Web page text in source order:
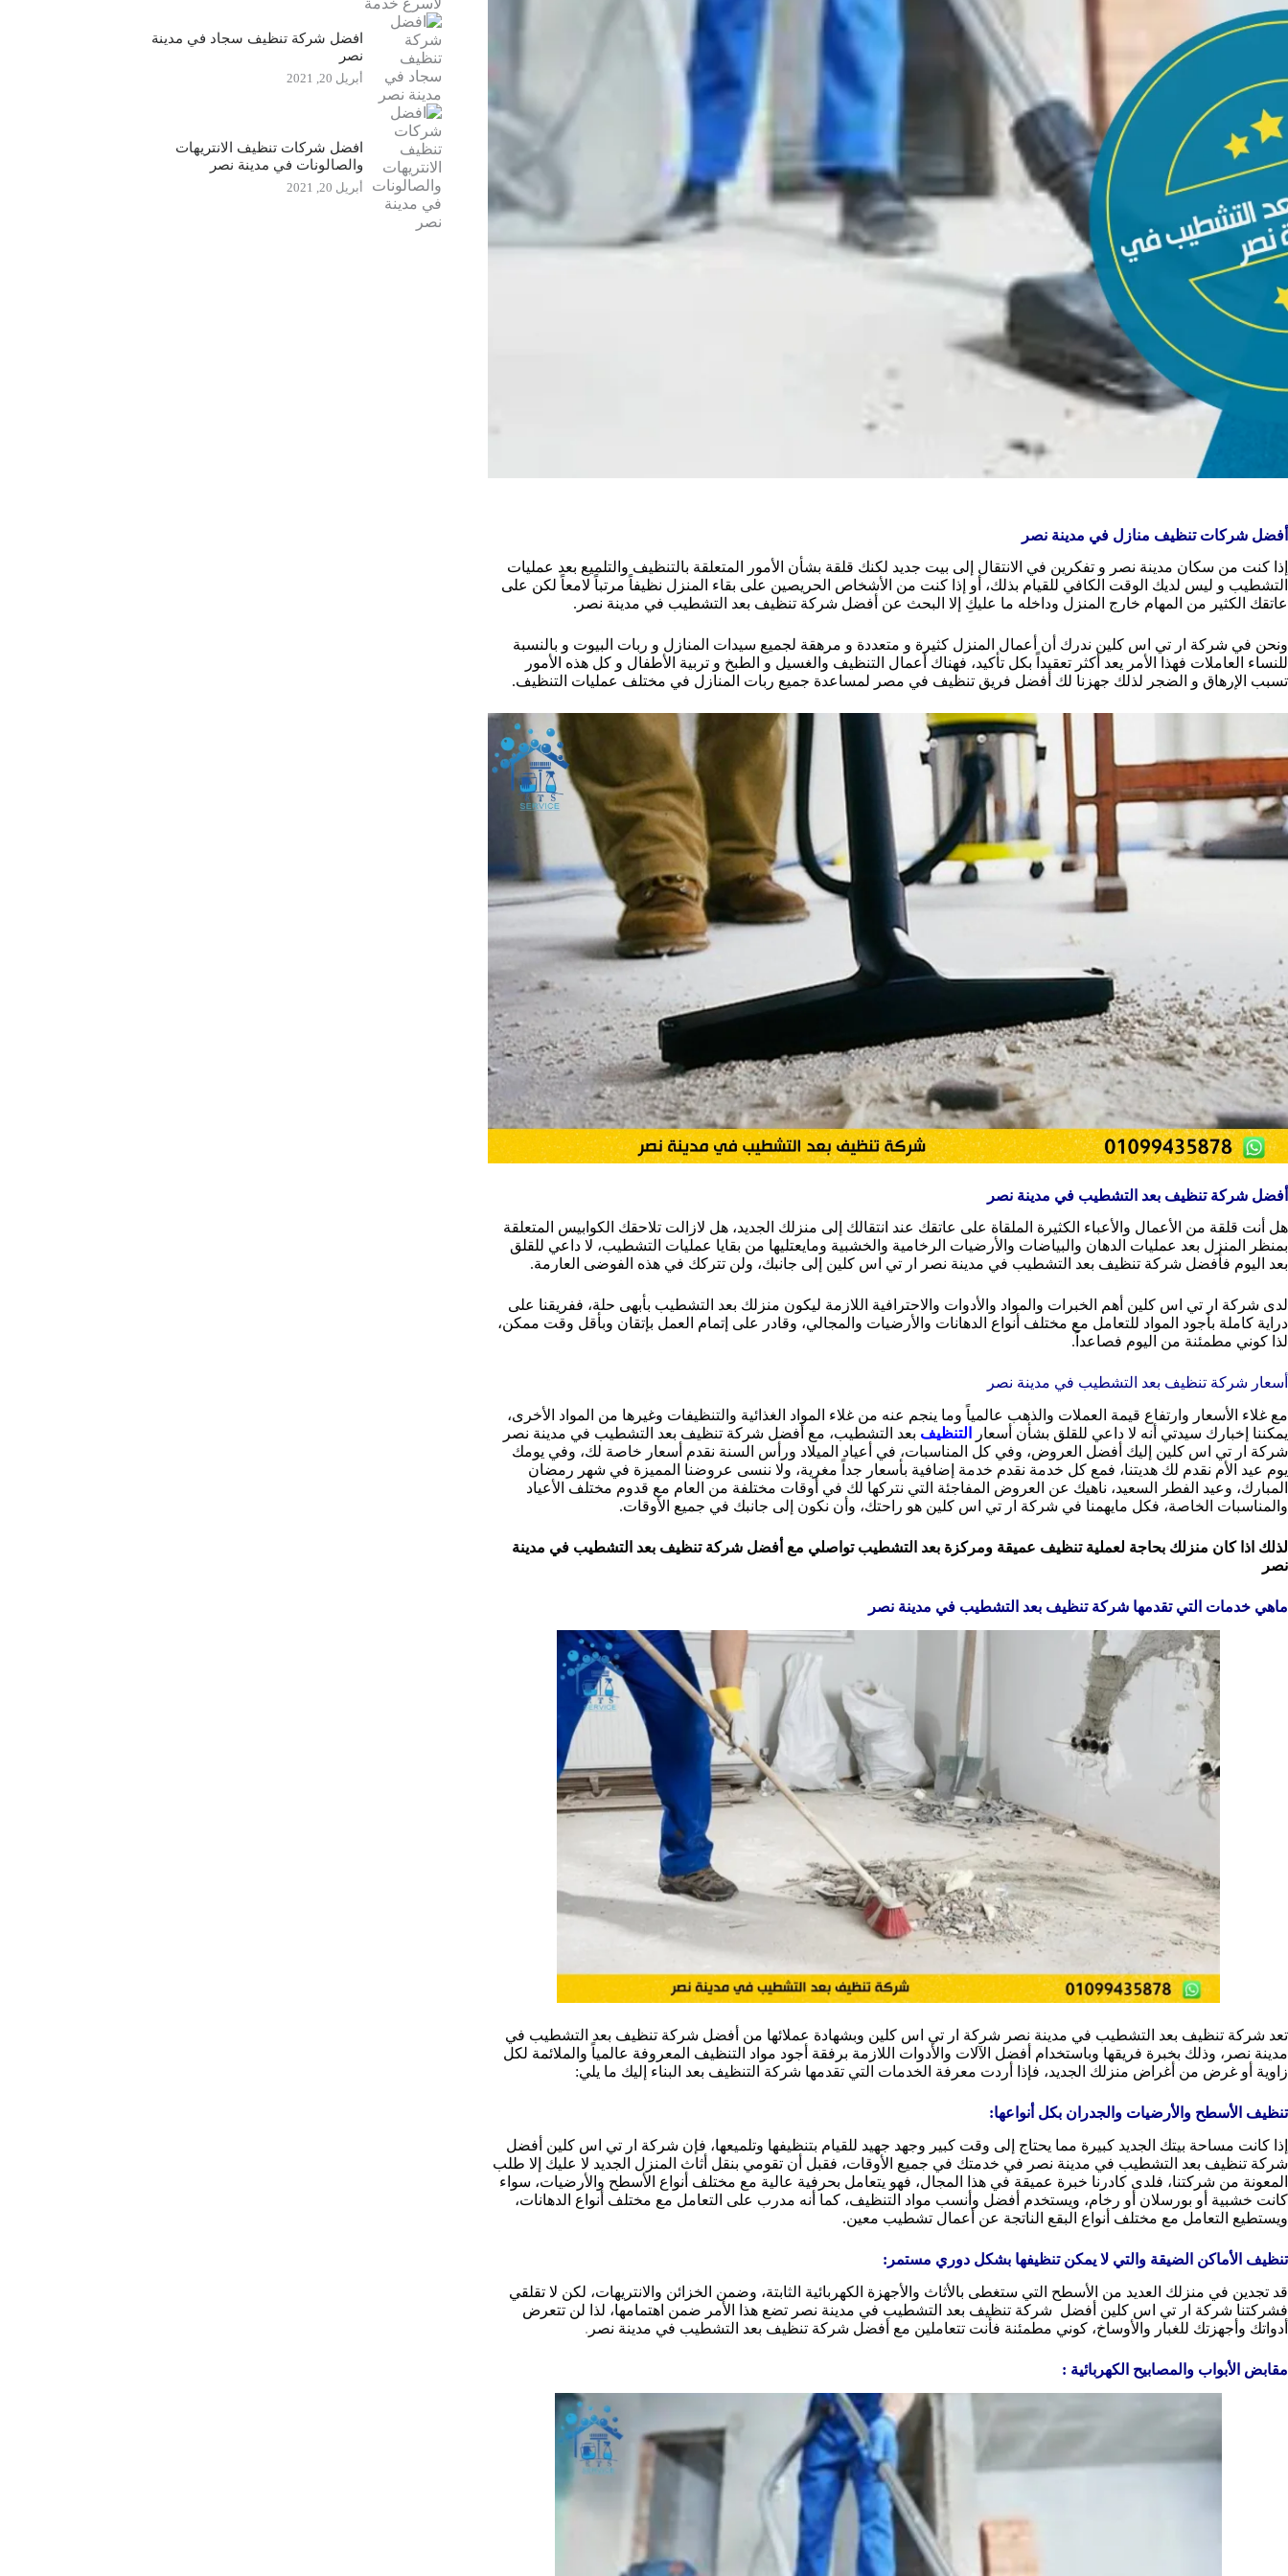
أفضل شركات تنظيف منازل في مدينة نصر
إذا كنت من سكان مدينة نصر و تفكرين في الانتقال إلى بيت جديد لكنك قلقة بشأن الأمور المتعلقة بالتنظيف والتلميع بعد عمليات
التشطيب و ليس لديك الوقت الكافي للقيام بذلك، أو إذا كنت من الأشخاص الحريصين على بقاء المنزل نظيفاً مرتباً لامعاً لكن على
عاتقك الكثير من المهام خارج المنزل وداخله ما عليكِ إلا البحث عن أفضل شركة تنظيف بعد التشطيب في مدينة نصر.
ونحن في شركة ار تي اس كلين ندرك أن أعمال المنزل كثيرة و متعددة و مرهقة لجميع سيدات المنازل و ربات البيوت و بالنسبة
للنساء العاملات فهذا الأمر يعد أكثر تعقيداً بكل تأكيد، فهناك أعمال التنظيف والغسيل و الطبخ و تربية الأطفال و كل هذه الأمور
تسبب الإرهاق و الضجر لذلك جهزنا لك أفضل فريق تنظيف في مصر لمساعدة جميع ربات المنازل في مختلف عمليات التنظيف.
أفضل شركة تنظيف بعد التشطيب في مدينة نصر
هل أنت قلقة من الأعمال والأعباء الكثيرة الملقاة على عاتقك عند انتقالك إلى منزلك الجديد، هل لازالت تلاحقك الكوابيس المتعلقة
بمنظر المنزل بعد عمليات الدهان والبياضات والأرضيات الرخامية والخشبية ومايعتليها من بقايا عمليات التشطيب، لا داعي للقلق
بعد اليوم فأفضل شركة تنظيف بعد التشطيب في مدينة نصر ار تي اس كلين إلى جانبك، ولن تتركك في هذه الفوضى العارمة.
لدى شركة ار تي اس كلين أهم الخبرات والمواد والأدوات والاحترافية اللازمة ليكون منزلك بعد التشطيب بأبهى حلة، ففريقنا على
دراية كاملة بأجود المواد للتعامل مع مختلف أنواع الدهانات والأرضيات والمجالي، وقادر على إتمام العمل بإتقان وبأقل وقت ممكن،
لذا كوني مطمئنة من اليوم فصاعداً.
أسعار شركة تنظيف بعد التشطيب في مدينة نصر
مع غلاء الأسعار وارتفاع قيمة العملات والذهب عالمياً وما ينجم عنه من غلاء المواد الغذائية والتنظيفات وغيرها من المواد الأخرى،
يمكننا إخبارك سيدتي أنه لا داعي للقلق بشأن أسعار
التنظيف بعد التشطيب، مع أفضل شركة تنظيف بعد التشطيب في مدينة نصر
شركة ار تي اس كلين إليك أفضل العروض، وفي كل المناسبات، في أعياد الميلاد ورأس السنة نقدم أسعار خاصة لك، وفي يومك
يوم عيد الأم نقدم لك هديتنا، فمع كل خدمة نقدم خدمة إضافية بأسعار جداً مغرية، ولا ننسى عروضنا المميزة في شهر رمضان
المبارك، وعيد الفطر السعيد، ناهيك عن العروض المفاجئة التي نتركها لك في أوقات مختلفة من العام مع قدوم مختلف الأعياد
والمناسبات الخاصة، فكل مايهمنا في شركة ار تي اس كلين هو راحتك، وأن نكون إلى جانبك في جميع الأوقات.
لذلك اذا كان منزلك بحاجة لعملية تنظيف عميقة ومركزة بعد التشطيب تواصلي مع أفضل شركة تنظيف بعد التشطيب في مدينة
نصر
ماهي خدمات التي تقدمها شركة تنظيف بعد التشطيب في مدينة نصر
تعد شركة تنظيف بعد التشطيب في مدينة نصر شركة ار تي اس كلين وبشهادة عملائها من أفضل شركة تنظيف بعد التشطيب في
مدينة نصر، وذلك بخبرة فريقها وباستخدام أفضل الآلات والأدوات اللازمة برفقة أجود مواد التنظيف المعروفة عالمياً والملائمة لكل
زاوية أو غرض من أغراض منزلك الجديد، فإذا أردت معرفة الخدمات التي تقدمها شركة التنظيف بعد البناء إليك ما يلي:
تنظيف الأسطح والأرضيات والجدران بكل أنواعها:
إذا كانت مساحة بيتك الجديد كبيرة مما يحتاج إلى وقت كبير وجهد جهيد للقيام بتنظيفها وتلميعها، فإن شركة ار تي اس كلين أفضل
شركة تنظيف بعد التشطيب في مدينة نصر في خدمتك في جميع الأوقات، فقبل أن تقومي بنقل أثاث المنزل الجديد لا عليك إلا طلب
المعونة من شركتنا، فلدى كادرنا خبرة عميقة في هذا المجال، فهو يتعامل بحرفية عالية مع مختلف أنواع الأسطح والأرضيات، سواء
كانت خشبية أو بورسلان أو رخام، ويستخدم أفضل وأنسب مواد التنظيف، كما أنه مدرب على التعامل مع مختلف أنواع الدهانات،
ويستطيع التعامل مع مختلف أنواع البقع الناتجة عن أعمال تشطيب معين.
تنظيف الأماكن الضيقة والتي لا يمكن تنظيفها بشكل دوري مستمر:
قد تجدين في منزلك العديد من الأسطح التي ستغطى بالأثاث والأجهزة الكهربائية الثابتة، وضمن الخزائن والانتريهات، لكن لا تقلقي
فشركتنا شركة ار تي اس كلين أفضل شركة تنظيف بعد التشطيب في مدينة نصر تضع هذا الأمر ضمن اهتمامها، لذا لن تتعرض
أدواتك وأجهزتك للغبار والأوساخ، كوني مطمئنة فأنت تتعاملين مع أفضل شركة تنظيف بعد التشطيب في مدينة نصر .
مقابض الأبواب والمصابيح الكهربائية :
افضل شركة تنظيف سجاد في مدينة
نصر
أبريل 20, 2021
افضل شركات تنظيف الانتريهات
والصالونات في مدينة نصر
أبريل 20, 2021